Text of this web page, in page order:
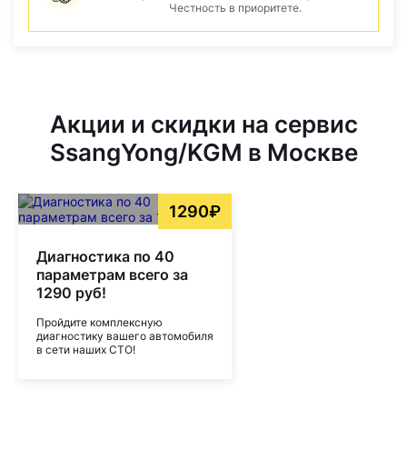
Честность в приоритете.
Акции и скидки на сервис
SsangYong/KGM в Москве
1290₽
Диагностика по 40
параметрам всего за
1290 руб!
Пройдите комплексную
диагностику вашего автомобиля
в сети наших СТО!